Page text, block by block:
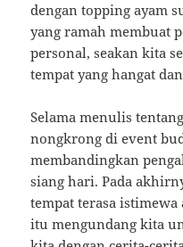
dengan topping ayam
yang ramah membuat
personal, seakan kita
tempat yang hangat
Selama menulis
nongkrong di event
membandingkan
siang hari. Pada
tempat terasa
itu mengundang kita